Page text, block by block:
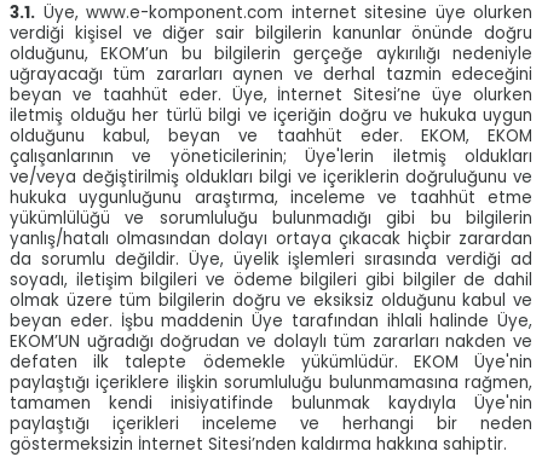
3.1. Üye, www.e-komponent.com internet sitesine üye olurken
verdiği kişisel ve diğer sair bilgilerin kanunlar önünde doğru
olduğunu, EKOM’un bu bilgilerin gerçeğe aykırılığı nedeniyle
uğrayacağı tüm zararları aynen ve derhal tazmin edeceğini
beyan ve taahhüt eder. Üye, İnternet Sitesi’ne üye olurken
iletmiş olduğu her türlü bilgi ve içeriğin doğru ve hukuka uygun
olduğunu kabul, beyan ve taahhüt eder. EKOM, EKOM
çalışanlarının ve yöneticilerinin; Üye'lerin iletmiş oldukları
ve/veya değiştirilmiş oldukları bilgi ve içeriklerin doğruluğunu ve
hukuka uygunluğunu araştırma, inceleme ve taahhüt etme
yükümlülüğü ve sorumluluğu bulunmadığı gibi bu bilgilerin
yanlış/hatalı olmasından dolayı ortaya çıkacak hiçbir zarardan
da sorumlu değildir. Üye, üyelik işlemleri sırasında verdiği ad
soyadı, iletişim bilgileri ve ödeme bilgileri gibi bilgiler de dahil
olmak üzere tüm bilgilerin doğru ve eksiksiz olduğunu kabul ve
beyan eder. İşbu maddenin Üye tarafından ihlali halinde Üye,
EKOM’UN uğradığı doğrudan ve dolaylı tüm zararları nakden ve
defaten ilk talepte ödemekle yükümlüdür. EKOM Üye'nin
paylaştığı içeriklere ilişkin sorumluluğu bulunmamasına rağmen,
tamamen kendi inisiyatifinde bulunmak kaydıyla Üye'nin
paylaştığı içerikleri inceleme ve herhangi bir neden
göstermeksizin İnternet Sitesi’nden kaldırma hakkına sahiptir.